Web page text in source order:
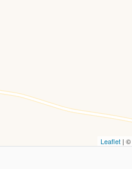
Leaflet | ©